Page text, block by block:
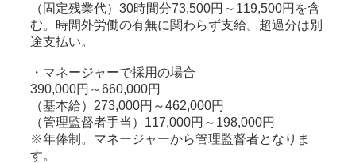
（固定残業代）30時間分73,500円～119,500円を含
む。時間外労働の有無に関わらず支給。超過分は別
途支払い。
・マネージャーで採用の場合
390,000円～660,000円
（基本給）273,000円～462,000円
（管理監督者手当）117,000円～198,000円
※年俸制。マネージャーから管理監督者となりま
す。